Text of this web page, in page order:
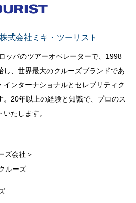
式会社ミキ・ツーリスト
ッパのツアーオペレーターで、1998
し、世界最大のクルーズブランドであ
インターナショナルとセレブリティク
。20年以上の経験と知識で、プロのス
たします。
ズ会社＞
ルーズ